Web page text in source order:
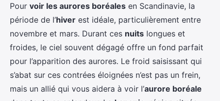
Pour voir les aurores boréales en Scandinavie, la
période de l’hiver est idéale, particulièrement entre
novembre et mars. Durant ces nuits longues et
froides, le ciel souvent dégagé offre un fond parfait
pour l’apparition des aurores. Le froid saisissant qui
s’abat sur ces contrées éloignées n’est pas un frein,
mais un allié qui vous aidera à voir l’aurore boréale